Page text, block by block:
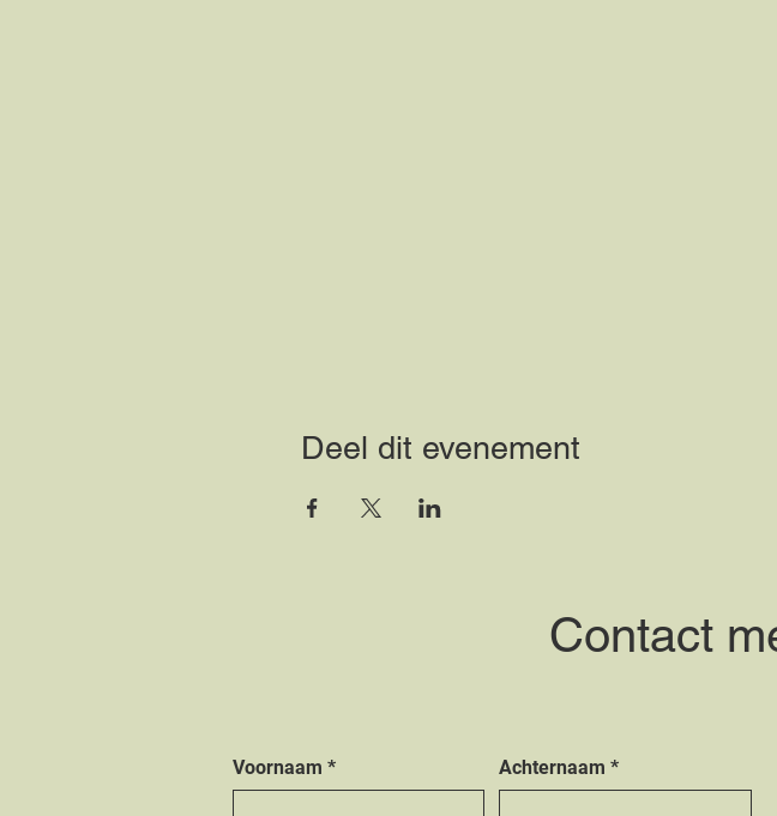
Deel dit evenement
Contact
Voornaam * Achternaam *